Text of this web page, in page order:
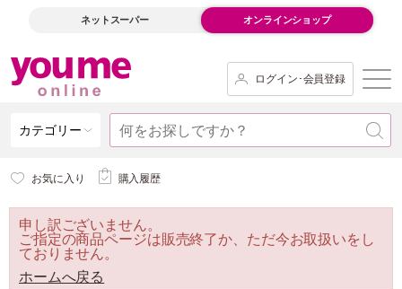
ネットスーパー オンラインショップ
ログイン･会員登録
カテゴリー
お気に入り 購入履歴
申し訳ございません。
ご指定の商品ページは販売終了か、ただ今お取扱いをし
ておりません。
ホームへ戻る